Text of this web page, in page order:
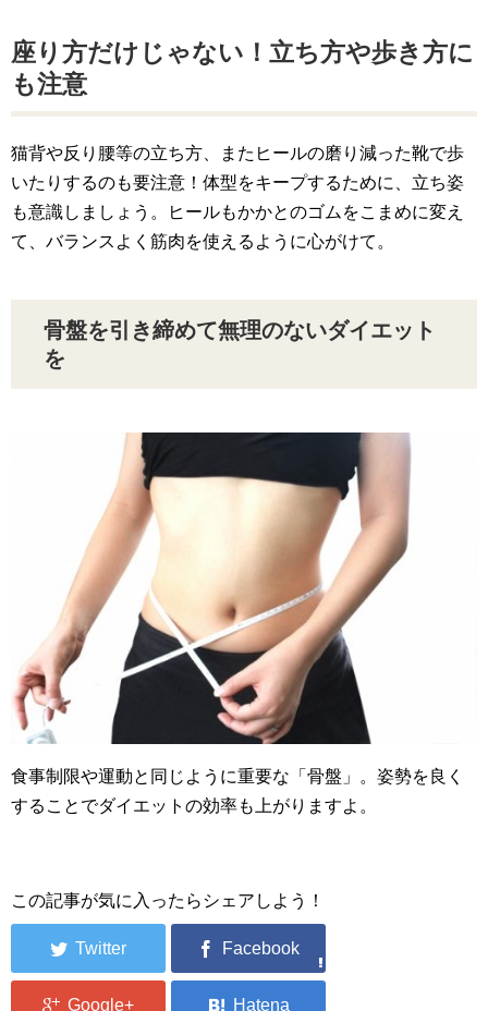
座り方だけじゃない！立ち方や歩き方に
も注意
猫背や反り腰等の立ち方、またヒールの磨り減った靴で歩
いたりするのも要注意！体型をキープするために、立ち姿
も意識しましょう。ヒールもかかとのゴムをこまめに変え
て、バランスよく筋肉を使えるように心がけて。
骨盤を引き締めて無理のないダイエット
を
食事制限や運動と同じように重要な「骨盤」。姿勢を良く
することでダイエットの効率も上がりますよ。
この記事が気に入ったらシェアしよう！